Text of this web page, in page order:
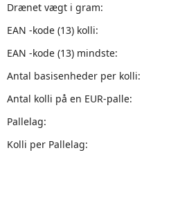
Drænet vægt i gram:
EAN -kode (13) kolli:
EAN -kode (13) mindste:
Antal basisenheder per kolli:
Antal kolli på en EUR-palle:
Pallelag:
Kolli per Pallelag: